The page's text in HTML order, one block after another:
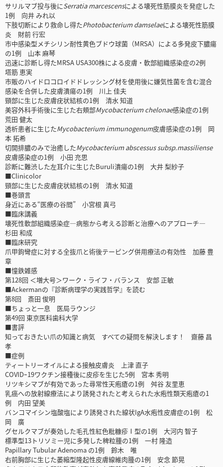
サリルマブ投与後にSerratia marcescensによる壊死性筋膜炎を発症した
1例 向井 みれ以
下肢切断により救命し得たPhotobacterium damselaeによる壊死性筋膜
炎 財前 行宏
市中感染型メチシリン耐性黄色ブドウ球菌（MRSA）による多発皮下膿瘍
の1例 山本 麻琴
迅速に診断し得たMRSA USA300株による皮膚・軟部組織感染症の2例
塔筋 恵実
市販のハイドロコロイドドレッシング材を使用後に嫌気性菌を含む混合
感染を合併した皮膚潰瘍の1例 川上 佳夫
頸部に生じた皮膚疣状結核の1例 清水 知道
美容外科手術後に生じた右頰部Mycobacterium chelonae感染症の1例
荒田 健太
透析患者に生じたMycobacterium immunogenum皮膚感染症の1例 岡
本 拓希
切開排膿のみで治癒したMycobacterium abscessus subsp.massiliense
皮膚感染症の1例 小田 充思
診断に難渋した左耳介に生じたBuruli潰瘍の1例 大井 梨紗子
■Clinicolor
頸部に生じた皮膚疣状結核の1例 清水 知道
■巻頭言
身近にある“医療の谷間” 小宮根 真弓
■臨床講義
壊死性軟部組織感染症―病態から考える診断と治療へのアプローチ―
杉田 和成
■臨床研究
爪甲鉤彎症に対する全抜爪と術後テーピング併用療法の有効性 加藤 豊
章
■憧鉄雑感
第128回 ＜増大号＞ワーク・ライフ・バランス 安部 正敏
■Ackermanの『診断病理学の実践哲学』を読む
第8回 斎田 俊明
■ちょっと一息 医局ラウンジ
第49回 東京医科歯科大学
■書評
知っておきたい爪の知識と病気 すべての疑問を解決します！ 齋藤 昌
孝
■症例
ティートリーオイルによる接触皮膚炎 上津 直子
COVIDｰ19ワクチン接種後に皮疹を生じた5例 宮本 秀明
リツキシマブが有効であった尋常性天疱瘡の1例 舛谷 友里恵
乳癌への放射線療法により誘発されたと考えられた水疱性類天疱瘡の1
例 内田 望美
バンコマイシン塩酸塩により誘発された線状IgA水疱性皮膚症の1例 松
岡 廣
グセルクマブが奏効した毛孔性紅色粃糠疹Ⅰ型の1例 大河内 智子
標準型13トリソミー児に多発した稗粒腫の1例 一村 隆造
Papillary Tubular Adenoma の1例 鈴木 唯
右前胸部に生じた萎縮型隆起性皮膚線維肉腫の1例 安念 節晃